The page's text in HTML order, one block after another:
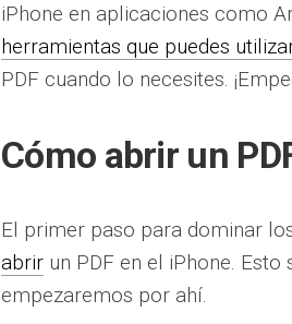
iPhone en aplicaciones como
herramientas que puedes
PDF cuando lo necesites.
Cómo abrir un
El primer paso para dominar
abrir un PDF en el iPhone.
empezaremos por ahí.